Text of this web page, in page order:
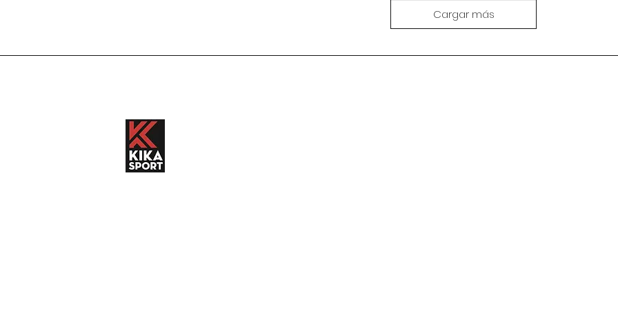
Cargar más